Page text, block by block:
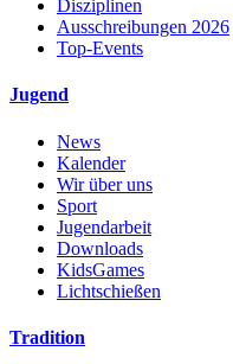
Disziplinen
Ausschreibungen 2026
Top-Events
Jugend
News
Kalender
Wir über uns
Sport
Jugendarbeit
Downloads
KidsGames
Lichtschießen
Tradition